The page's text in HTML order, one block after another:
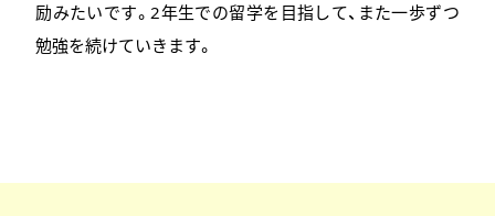
励みたいです。2年生での留学を目指して、また一歩ずつ
勉強を続けていきます。